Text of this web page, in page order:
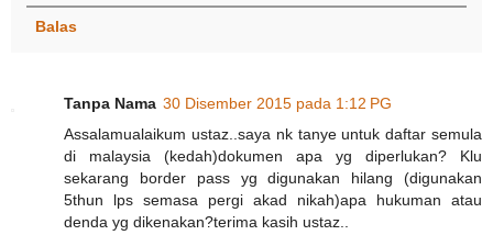
Balas
Tanpa Nama 30 Disember 2015 pada 1:12 PG
Assalamualaikum ustaz..saya nk tanye untuk daftar semula
di malaysia (kedah)dokumen apa yg diperlukan? Klu
sekarang border pass yg digunakan hilang (digunakan
5thun lps semasa pergi akad nikah)apa hukuman atau
denda yg dikenakan?terima kasih ustaz..